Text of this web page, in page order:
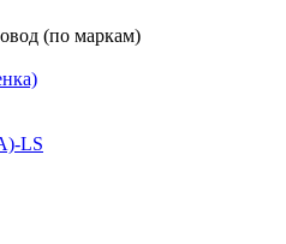
(по маркам)
LS